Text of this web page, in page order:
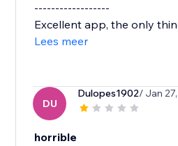
------------------
Excellent app, the only
Lees meer
DU
Dulopes1902/ Jan
horrible